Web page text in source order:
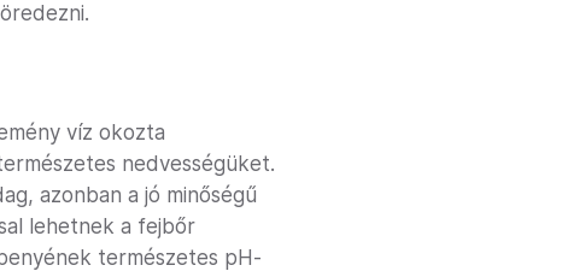
víz okozta
nedvességüket.
azonban a jó minőségű
lehetnek a fejbőr
természetes pH-